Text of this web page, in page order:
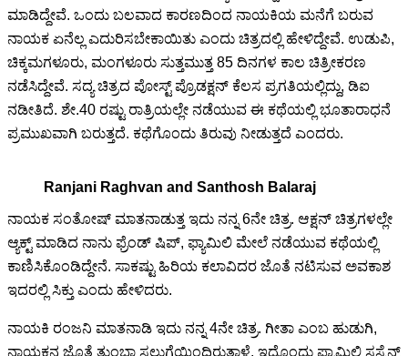
ಮಾಡಿದ್ದೇವೆ. ಒಂದು ಬಲವಾದ ಕಾರಣದಿಂದ ನಾಯಕಿಯ ಮನೆಗೆ ಬರುವ
ನಾಯಕ ಏನೆಲ್ಲ ಎದುರಿಸಬೇಕಾಯಿತು ಎಂದು ಚಿತ್ರದಲ್ಲಿ ಹೇಳಿದ್ದೇವೆ. ಉಡುಪಿ,
ಚಿಕ್ಕಮಗಳೂರು, ಮಂಗಳೂರು ಸುತ್ತಮುತ್ತ 85 ದಿನಗಳ ಕಾಲ ಚಿತ್ರೀಕರಣ
ನಡೆಸಿದ್ದೇವೆ. ಸದ್ಯ ಚಿತ್ರದ ಪೋಸ್ಟ್‌ ಪ್ರೊಡಕ್ಷನ್ ಕೆಲಸ ಪ್ರಗತಿಯಲ್ಲಿದ್ದು, ಡಿಐ
ನಡೀತಿದೆ. ಶೇ.40 ರಷ್ಟು ರಾತ್ರಿಯಲ್ಲೇ ನಡೆಯುವ ಈ ಕಥೆಯಲ್ಲಿ ಭೂತಾರಾಧನೆ
ಪ್ರಮುಖವಾಗಿ ಬರುತ್ತದೆ. ಕಥೆಗೊಂದು ತಿರುವು ನೀಡುತ್ತದೆ ಎಂದರು.
Ranjani Raghvan and Santhosh Balaraj
ನಾಯಕ ಸಂತೋಷ್ ಮಾತನಾಡುತ್ತ ಇದು ನನ್ನ 6ನೇ ಚಿತ್ರ. ಆಕ್ಷನ್ ಚಿತ್ರಗಳಲ್ಲೇ
ಆ್ಯಕ್ಟ್ ಮಾಡಿದ ನಾನು ಫ್ರೆಂಡ್ ಷಿಪ್, ಫ್ಯಾಮಿಲಿ ಮೇಲೆ ನಡೆಯುವ ಕಥೆಯಲ್ಲಿ
ಕಾಣಿಸಿಕೊಂಡಿದ್ದೇನೆ. ಸಾಕಷ್ಟು ಹಿರಿಯ ಕಲಾವಿದರ ಜೊತೆ ನಟಿಸುವ ಅವಕಾಶ
ಇದರಲ್ಲಿ ಸಿಕ್ತು ಎಂದು ಹೇಳಿದರು.
ನಾಯಕಿ ರಂಜನಿ ಮಾತನಾಡಿ ಇದು ನನ್ನ 4ನೇ ಚಿತ್ರ. ಗೀತಾ ಎಂಬ ಹುಡುಗಿ,
ನಾಯಕನ ಜೊತೆ ತುಂಬಾ ಸಲುಗೆಯಿಂದಿರುತ್ತಾಳೆ. ಇದೊಂದು ಫ್ಯಾಮಿಲಿ ಸಸ್ಪೆನ್ಸ್